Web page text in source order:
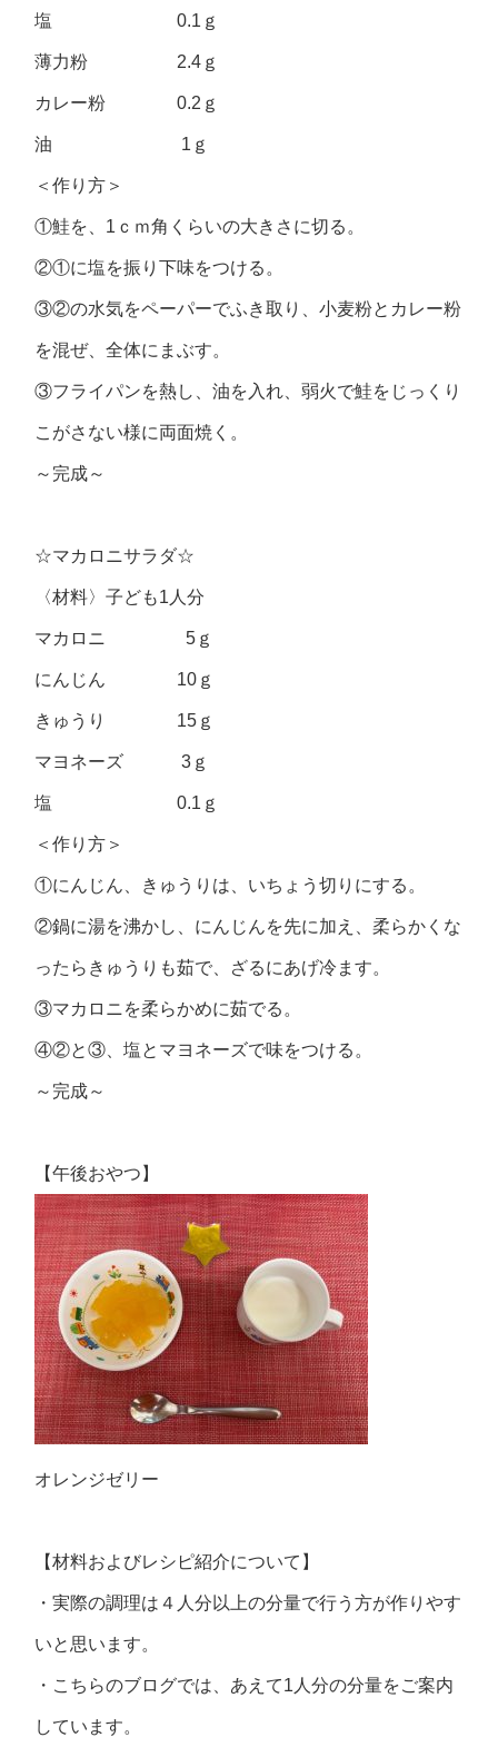
塩 0.1ｇ
薄力粉 2.4ｇ
カレー粉 0.2ｇ
油 1ｇ
＜作り方＞
①鮭を、1ｃｍ角くらいの大きさに切る。
②①に塩を振り下味をつける。
③②の水気をペーパーでふき取り、小麦粉とカレー粉
を混ぜ、全体にまぶす。
③フライパンを熱し、油を入れ、弱火で鮭をじっくり
こがさない様に両面焼く。
～完成～
☆マカロニサラダ☆
〈材料〉子ども1人分
マカロニ 5ｇ
にんじん 10ｇ
きゅうり 15ｇ
マヨネーズ 3ｇ
塩 0.1ｇ
＜作り方＞
①にんじん、きゅうりは、いちょう切りにする。
②鍋に湯を沸かし、にんじんを先に加え、柔らかくな
ったらきゅうりも茹で、ざるにあげ冷ます。
③マカロニを柔らかめに茹でる。
④②と③、塩とマヨネーズで味をつける。
～完成～
【午後おやつ】
オレンジゼリー
【材料およびレシピ紹介について】
・実際の調理は４人分以上の分量で行う方が作りやす
いと思います。
・こちらのブログでは、あえて1人分の分量をご案内
しています。